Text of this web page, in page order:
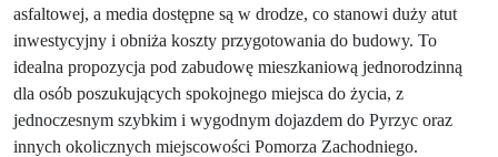
asfaltowej, a media dostępne są w drodze, co stanowi duży atut
inwestycyjny i obniża koszty przygotowania do budowy. To
idealna propozycja pod zabudowę mieszkaniową jednorodzinną
dla osób poszukujących spokojnego miejsca do życia, z
jednoczesnym szybkim i wygodnym dojazdem do Pyrzyc oraz
innych okolicznych miejscowości Pomorza Zachodniego.